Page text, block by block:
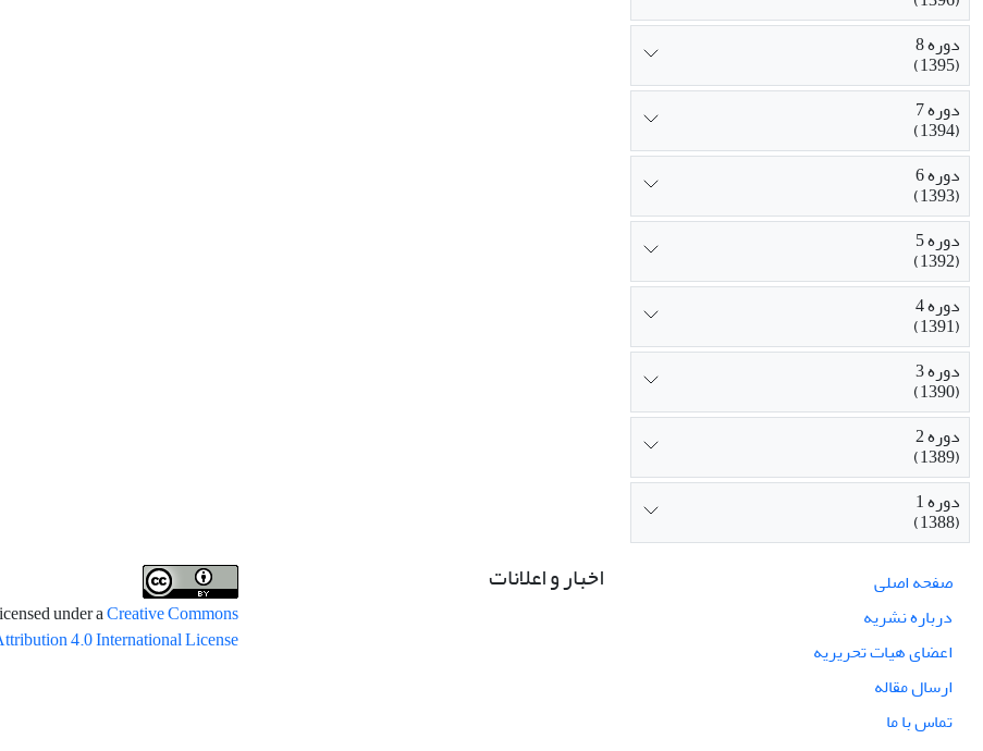
دوره 8
(1395)
دوره 7
(1394)
دوره 6
(1393)
دوره 5
(1392)
دوره 4
(1391)
دوره 3
(1390)
دوره 2
(1389)
دوره 1
(1388)
صفحه اصلی
درباره نشریه
اعضای هیات تحریریه
ارسال مقاله
تماس با ما
اخبار و اعلانات
under aCreative Commons
4.0 International License